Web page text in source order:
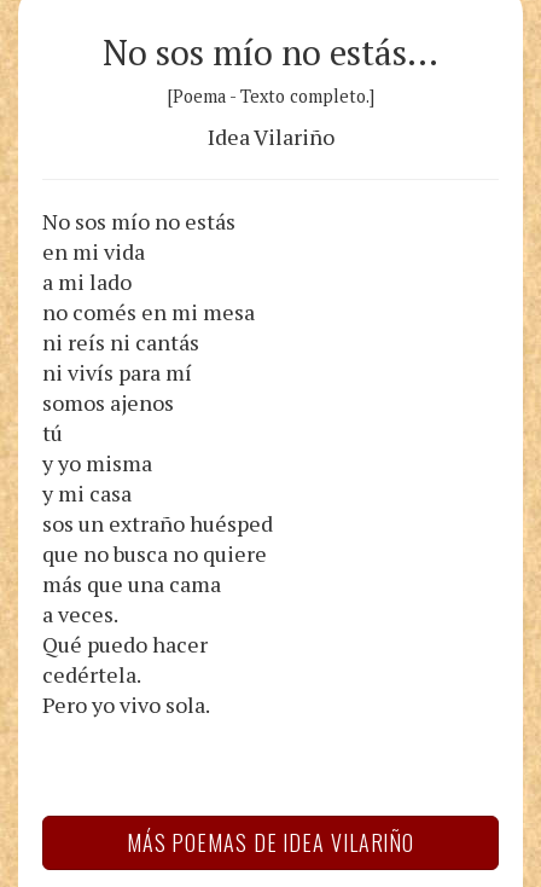
No sos mío no estás…
[Poema - Texto completo.]
Idea Vilariño
No sos mío no estás
en mi vida
a mi lado
no comés en mi mesa
ni reís ni cantás
ni vivís para mí
somos ajenos
tú
y yo misma
y mi casa
sos un extraño huésped
que no busca no quiere
más que una cama
a veces.
Qué puedo hacer
cedértela.
Pero yo vivo sola.
MÁS POEMAS DE IDEA VILARIÑO